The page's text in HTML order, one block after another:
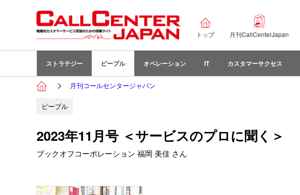
トップ 月刊CallCenterJapan
ストラテジー ピープル オペレーション IT カスタマーサクセス
月刊コールセンタージャパン
ピープル
2023年11月号 ＜サービスのプロに聞く＞
ブックオフコーポレーション 福岡 美佳 さん